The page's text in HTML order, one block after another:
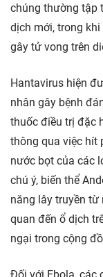
chúng thường tập
dịch mới, trong
gây tử vong trên
Hantavirus hiện
nhân gây bệnh
thuốc điều trị đặc
thông qua việc hít
nước bọt của các
chú ý, biến thể
năng lây truyền
quan đến ổ dịch
ngại trong cộng
Đối với Ebola, các